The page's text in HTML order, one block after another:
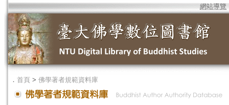
網站導覽
． 首頁 > 佛學著者規範資料庫